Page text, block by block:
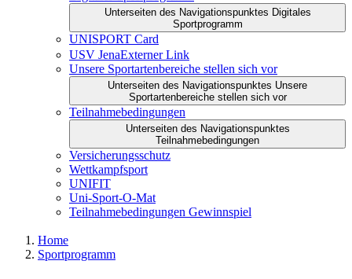
Unterseiten des Navigationspunktes Digitales
Sportprogramm
UNISPORT Card
USV JenaExterner Link
Unsere Sportartenbereiche stellen sich vor
Unterseiten des Navigationspunktes Unsere
Sportartenbereiche stellen sich vor
Teilnahmebedingungen
Unterseiten des Navigationspunktes
Teilnahmebedingungen
Versicherungsschutz
Wettkampfsport
UNIFIT
Uni-Sport-O-Mat
Teilnahmebedingungen Gewinnspiel
Home
Sportprogramm